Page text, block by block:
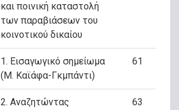
και ποινική καταστολή
των παραβιάσεων του
κοινοτικού δικαίου
1. Εισαγωγικό σημείωμα
(Μ. Καϊάφα-Γκμπάντι)
61
2. Αναζητώντας
63